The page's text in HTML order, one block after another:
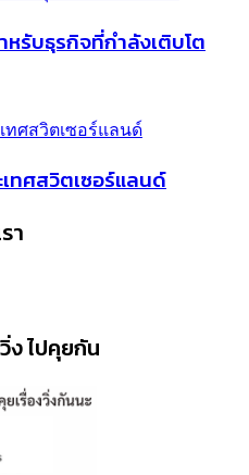
หรับธุรกิจที่กำลังเติบโต
เทศสวิตเซอร์แลนด์
า
ง ไปคุยกัน